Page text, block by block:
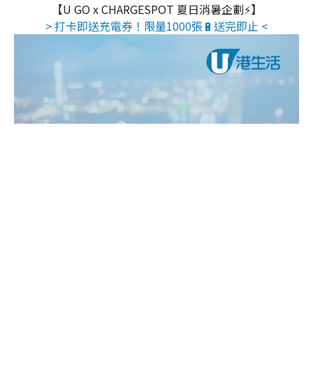
【U GO x CHARGESPOT 夏日消暑企劃⚡】
> 打卡即送充電券！限量1000張🔋送完即止 <